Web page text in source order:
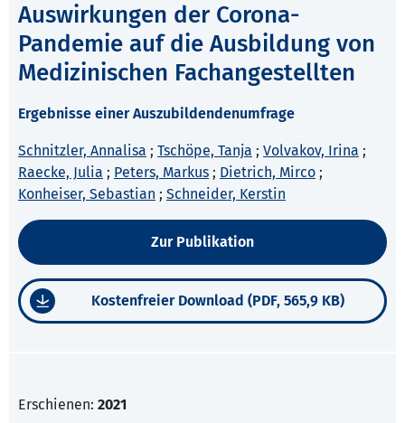
Auswirkungen der Corona-
Pandemie auf die Ausbildung von
Medizinischen Fachangestellten
Ergebnisse einer Auszubildendenumfrage
Schnitzler, Annalisa ; Tschöpe, Tanja ; Volvakov, Irina ;
Raecke, Julia ; Peters, Markus ; Dietrich, Mirco ;
Konheiser, Sebastian ; Schneider, Kerstin
Zur Publikation
Kostenfreier Download (PDF, 565,9 KB)
Erschienen: 2021